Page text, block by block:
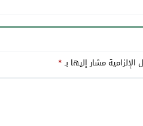
الإلزامية مشار إليها بـ*